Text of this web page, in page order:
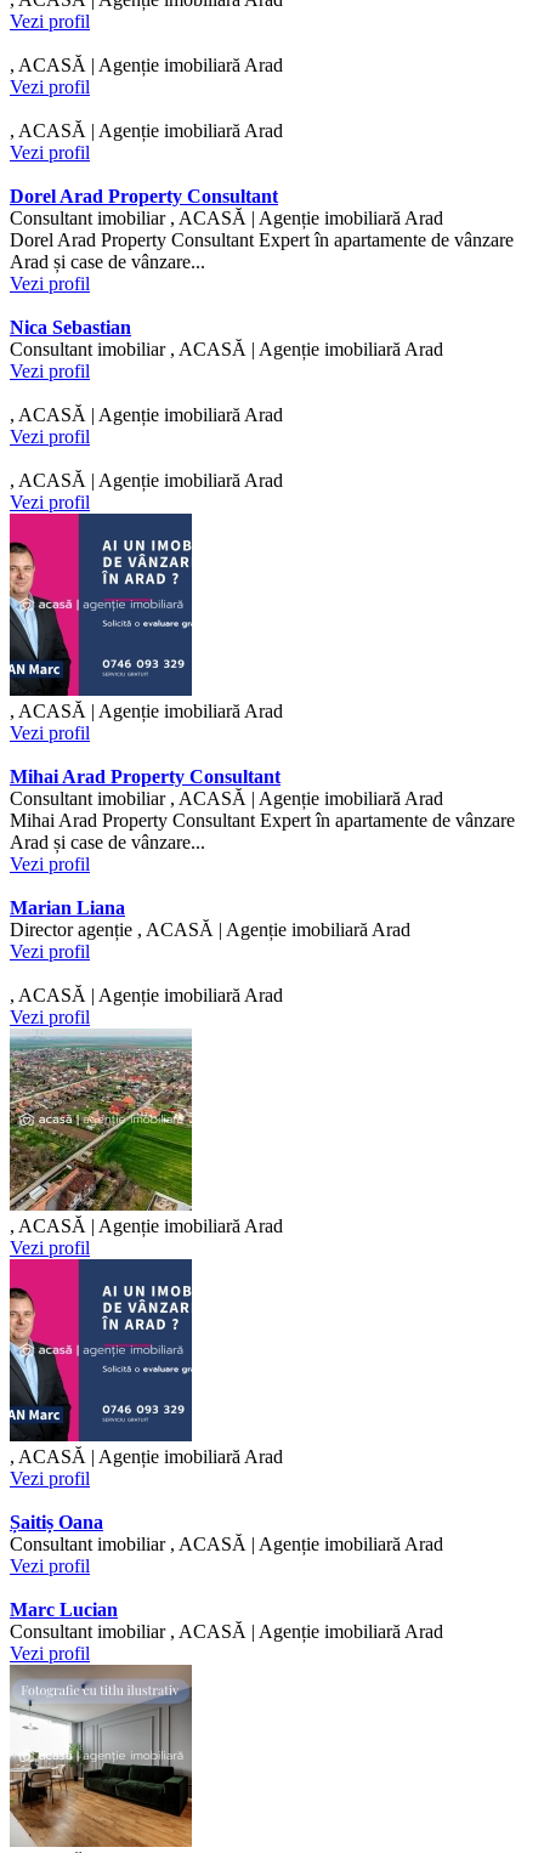
Vezi profil
, ACASĂ | Agenție imobiliară Arad
Vezi profil
, ACASĂ | Agenție imobiliară Arad
Vezi profil
Dorel Arad Property Consultant
Consultant imobiliar , ACASĂ | Agenție imobiliară Arad
Dorel Arad Property Consultant Expert în apartamente de vânzare
Arad și case de vânzare...
Vezi profil
Nica Sebastian
Consultant imobiliar , ACASĂ | Agenție imobiliară Arad
Vezi profil
, ACASĂ | Agenție imobiliară Arad
Vezi profil
, ACASĂ | Agenție imobiliară Arad
Vezi profil
, ACASĂ | Agenție imobiliară Arad
Vezi profil
Mihai Arad Property Consultant
Consultant imobiliar , ACASĂ | Agenție imobiliară Arad
Mihai Arad Property Consultant Expert în apartamente de vânzare
Arad și case de vânzare...
Vezi profil
Marian Liana
Director agenție , ACASĂ | Agenție imobiliară Arad
Vezi profil
, ACASĂ | Agenție imobiliară Arad
Vezi profil
, ACASĂ | Agenție imobiliară Arad
Vezi profil
, ACASĂ | Agenție imobiliară Arad
Vezi profil
Șaitiș Oana
Consultant imobiliar , ACASĂ | Agenție imobiliară Arad
Vezi profil
Marc Lucian
Consultant imobiliar , ACASĂ | Agenție imobiliară Arad
Vezi profil